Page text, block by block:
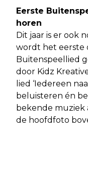
Eerste
horen
Dit jaar is er ook
wordt het eerste
Buitenspeellied
door Kidz
lied ‘Iedereen
beluisteren én
bekende muziek
de hoofdfoto